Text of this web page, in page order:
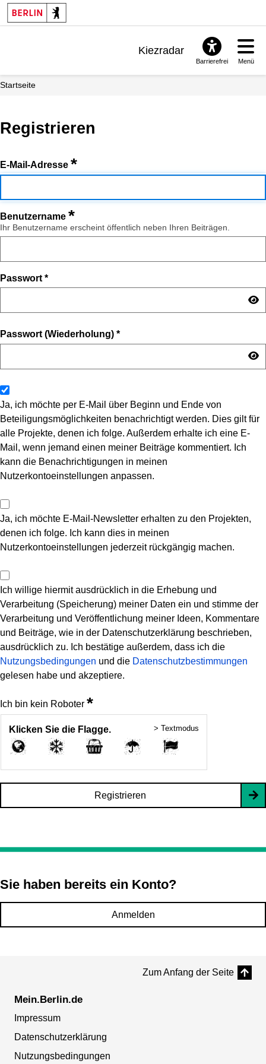
Kiezradar
Barrierefrei Menü
Startseite
Registrieren
E-Mail-Adresse *
Benutzername *
Ihr Benutzername erscheint öffentlich neben Ihren Beiträgen.
Passwort *
Passwort (Wiederholung) *
Ja, ich möchte per E-Mail über Beginn und Ende von
Beteiligungsmöglichkeiten benachrichtigt werden. Dies gilt für
alle Projekte, denen ich folge. Außerdem erhalte ich eine E-
Mail, wenn jemand einen meiner Beiträge kommentiert. Ich
kann die Benachrichtigungen in meinen
Nutzerkontoeinstellungen anpassen.
Ja, ich möchte E-Mail-Newsletter erhalten zu den Projekten,
denen ich folge. Ich kann dies in meinen
Nutzerkontoeinstellungen jederzeit rückgängig machen.
Ich willige hiermit ausdrücklich in die Erhebung und
Verarbeitung (Speicherung) meiner Daten ein und stimme der
Verarbeitung und Veröffentlichung meiner Ideen, Kommentare
und Beiträge, wie in der Datenschutzerklärung beschrieben,
ausdrücklich zu. Ich bestätige außerdem, dass ich die
Nutzungsbedingungen und die Datenschutzbestimmungen
gelesen habe und akzeptiere.
Ich bin kein Roboter *
Klicken Sie die Flagge. > Textmodus
Registrieren
Sie haben bereits ein Konto?
Anmelden
Zum Anfang der Seite
Mein.Berlin.de
Impressum
Datenschutzerklärung
Nutzungsbedingungen